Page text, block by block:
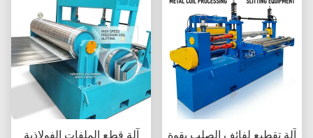
آلة قطع الملفات الفولاذية
آلة تقطيع لفائف الصلب بقوة